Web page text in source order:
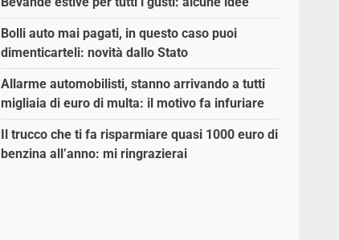
Bolli auto mai pagati, in questo caso puoi
dimenticarteli: novità dallo Stato
Allarme automobilisti, stanno arrivando a tutti
migliaia di euro di multa: il motivo fa infuriare
Il trucco che ti fa risparmiare quasi 1000 euro di
benzina all’anno: mi ringrazierai